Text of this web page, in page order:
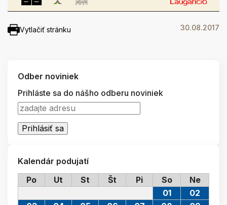
Vytlačiť stránku 30.08.2017
Odber noviniek
Prihláste sa do nášho odberu noviniek
Kalendár podujatí
Po
Ut St Št Pi So
Ne
01
02